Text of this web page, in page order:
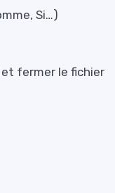
Si…)
fermer le fichier